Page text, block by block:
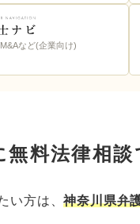
など(企業向け)
料法律相談
い方は、神奈川県弁